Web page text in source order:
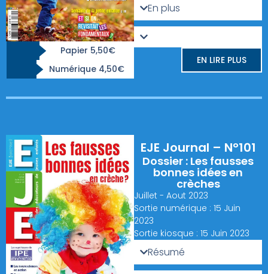
Papier 5,50€
Numérique 4,50€
En plus
EN LIRE PLUS
EJE Journal – N°101
Dossier : Les fausses
bonnes idées en
crèches
Juillet - Aout 2023
Sortie numérique : 15 Juin
2023
Sortie kiosque : 15 Juin 2023
Résumé